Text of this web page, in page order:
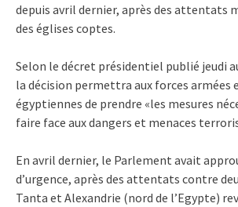
depuis avril dernier, après des attentats
des églises coptes.
Selon le décret présidentiel publié jeudi
la décision permettra aux forces armées
égyptiennes de prendre «les mesures
faire face aux dangers et menaces
En avril dernier, le Parlement avait
d’urgence, après des attentats contre
Tanta et Alexandrie (nord de l’Egypte)